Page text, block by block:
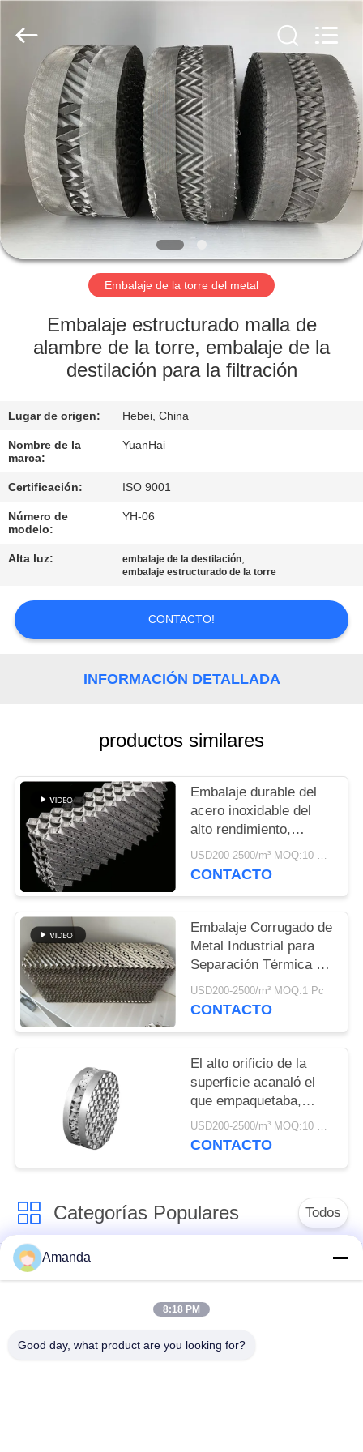
HOGAR
PRODUCTOS
VR
SHOW
SOBRE
NOSOTROS
VIAJE
FÁBRICA
CALIDAD
ÉNTRENOS
EN
CONTACTO
UNA
CITA
MAPA
DEL
SITIO
PRIVACY
POLICY
mesh
products
Reserved.
Embalaje de la torre del metal
Embalaje estructurado malla de
alambre de la torre, embalaje de la
destilación para la filtración
Lugar de origen: Hebei, China
Nombre de la
marca:
YuanHai
Certificación: ISO 9001
Número de
modelo:
YH-06
Alta luz: embalaje de la destilación,
embalaje estructurado de la torre
CONTACTO!
INFORMACIÓN DETALLADA
productos similares
Embalaje durable del
acero inoxidable del
alto rendimiento,
columna que embala
estructurada
USD200-2500/m³ MOQ:10 metros cúbicos
CONTACTO
Embalaje Corrugado de
Metal Industrial para
Separación Térmica de
Alta Capacidad
USD200-2500/m³ MOQ:1 Pc
CONTACTO
El alto orificio de la
superficie acanaló el
que empaquetaba,
embalaje de la
estructura en la
USD200-2500/m³ MOQ:10 metros cúbicos
CONTACTO
Categorías Populares Todos
embalaje de la torre
del metal
estructurado metal
metal
alambre
Amanda
8:18 PM
Good day, what product are you looking for?